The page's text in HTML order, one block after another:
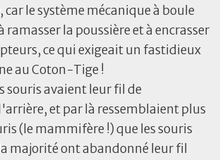
car le système mécanique à boule
ramasser la poussière et à encrasser
ce qui exigeait un fastidieux
au Coton-Tige !
souris avaient leur fil de
et par là ressemblaient plus
(le mammifère !) que les souris
majorité ont abandonné leur fil